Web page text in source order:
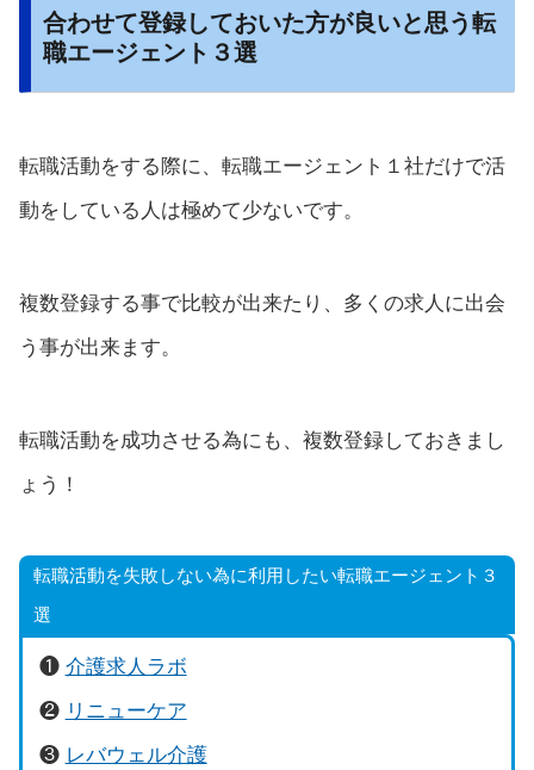
合わせて登録しておいた方が良いと思う転
職エージェント３選
転職活動をする際に、転職エージェント１社だけで活
動をしている人は極めて少ないです。
複数登録する事で比較が出来たり、多くの求人に出会
う事が出来ます。
転職活動を成功させる為にも、複数登録しておきまし
ょう！
転職活動を失敗しない為に利用したい転職エージェント３
選
❶ 介護求人ラボ
❷ リニューケア
❸ レバウェル介護